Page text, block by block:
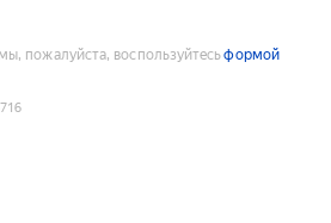
пожалуйста, воспользуйтесьформой